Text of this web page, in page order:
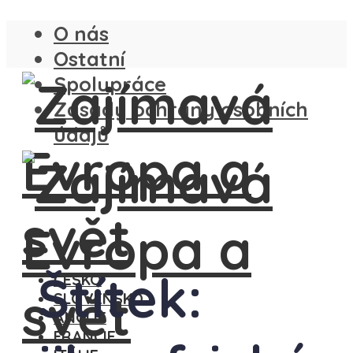
O nás
Ostatní
Spolupráce
Zásady ochrany osobních
údajů
ČESKO
SLOVENSKO
ANGLIE
FRANCIE
Štítek: